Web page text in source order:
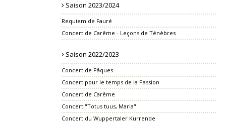
Saison 2023/2024
Requiem de Fauré
Concert de Carême - Leçons de Ténèbres
Saison 2022/2023
Concert de Pâques
Concert pour le temps de la Passion
Concert de Carême
Concert "Totus tuus, Maria"
Concert du Wuppertaler Kurrende